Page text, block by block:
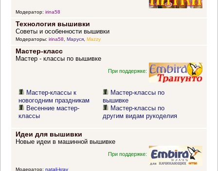
Модератор: irina58
Технология вышивки
Советы и особенности вышивки
Модераторы: irina58, Маруся, Mazzy
Мастер-класс
Мастер - классы по вышивке
При поддержке:
Мастер-классы к
новогодним праздникам
Весенние мастер-
классы
Мастер-классы по
вышивке
Мастер-классы по
другим видам рукоделия
Идеи для вышивки
Новые идеи в машинной вышивке
При поддержке:
Модератор: natali-krav